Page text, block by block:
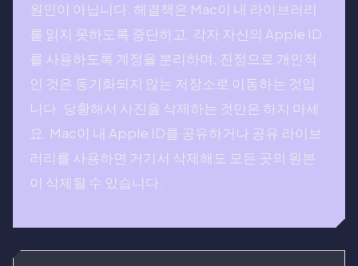
원인이 아닙니다. 해결책은 Mac이 내 라이브러리
를 읽지 못하도록 중단하고, 각자 자신의 Apple ID
를 사용하도록 계정을 분리하며, 진정으로 개인적
인 것은 동기화되지 않는 저장소로 이동하는 것입
니다. 당황해서 사진을 삭제하는 것만은 하지 마세
요. Mac이 내 Apple ID를 공유하거나 공유 라이브
러리를 사용하면 거기서 삭제해도 모든 곳의 원본
이 삭제될 수 있습니다.